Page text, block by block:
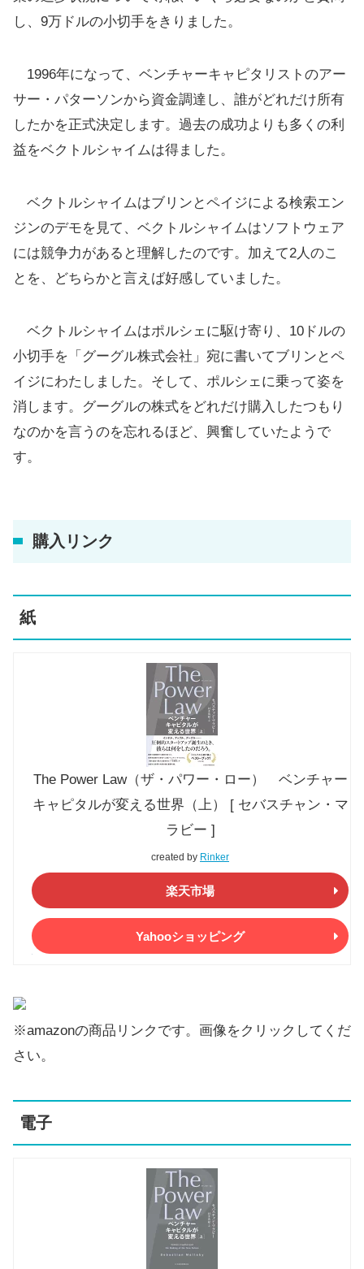
し、9万ドルの小切手をきりました。
1996年になって、ベンチャーキャピタリストのアー
サー・パターソンから資金調達し、誰がどれだけ所有
したかを正式決定します。過去の成功よりも多くの利
益をベクトルシャイムは得ました。
ベクトルシャイムはブリンとペイジによる検索エン
ジンのデモを見て、ベクトルシャイムはソフトウェア
には競争力があると理解したのです。加えて2人のこ
とを、どちらかと言えば好感していました。
ベクトルシャイムはポルシェに駆け寄り、10ドルの
小切手を「グーグル株式会社」宛に書いてブリンとペ
イジにわたしました。そして、ポルシェに乗って姿を
消します。グーグルの株式をどれだけ購入したつもり
なのかを言うのを忘れるほど、興奮していたようで
す。
購入リンク
紙
The Power Law（ザ・パワー・ロー） ベンチャー
キャピタルが変える世界（上） [ セバスチャン・マ
ラビー ]
created by Rinker
楽天市場
Yahooショッピング
※amazonの商品リンクです。画像をクリックしてくだ
さい。
電子